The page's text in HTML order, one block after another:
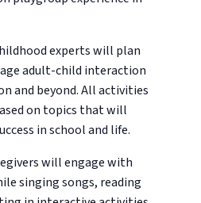
experts will plan
adult-child interaction
and beyond. All activities
on topics that will
in school and life.
will engage with
singing songs, reading